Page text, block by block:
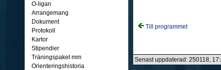
O-ligan
Arrangemang
Dokument
Protokoll
Kartor
Stipendier
Träningspaket mm
Orienteringshistoria
Till programmet
Senast uppdaterad: 250118,